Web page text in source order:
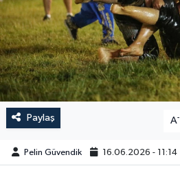
Paylaş A-
Pelin Güvendik 16.06.2026 - 11:14